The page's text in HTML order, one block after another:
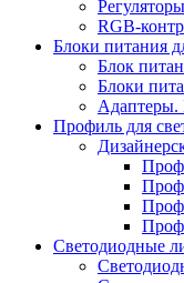
RGB-
Блоки питания
Блок
Блоки
Адаптеры.
Профиль для
Светодиодные